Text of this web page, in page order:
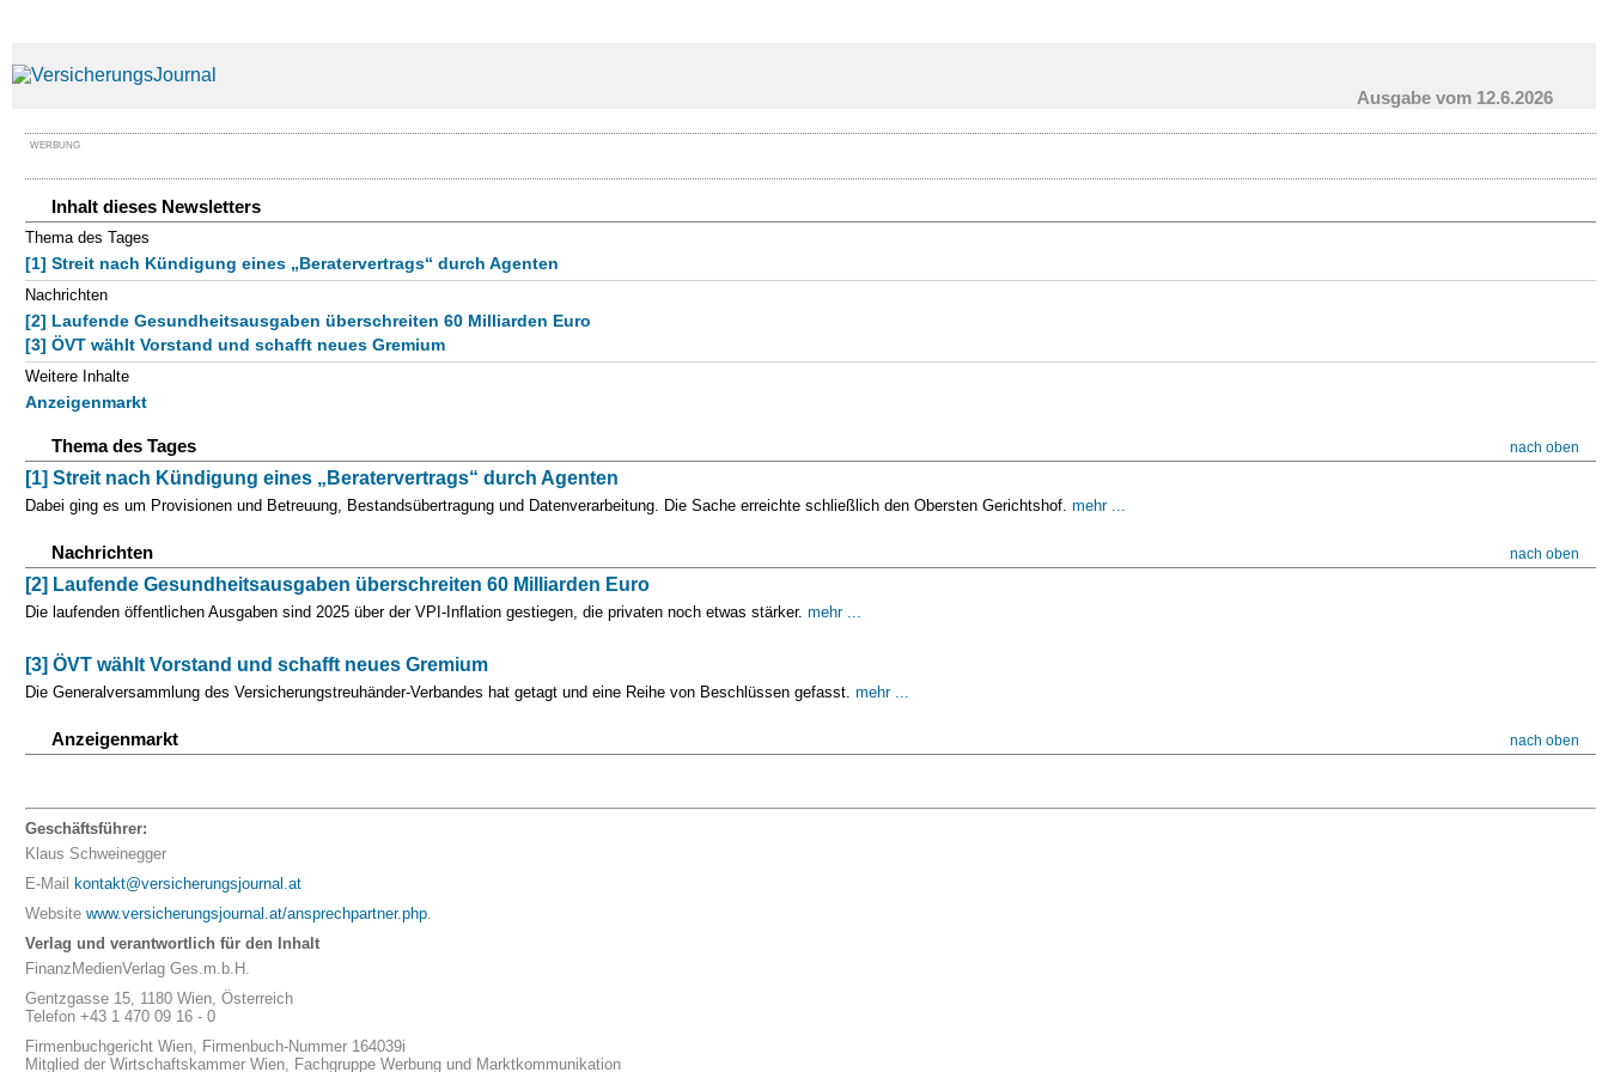
Ausgabe vom 12.6.2026
WERBUNG
Inhalt dieses Newsletters
Thema des Tages
[1] Streit nach Kündigung eines „Beratervertrags“ durch Agenten
Nachrichten
[2] Laufende Gesundheitsausgaben überschreiten 60 Milliarden Euro
[3] ÖVT wählt Vorstand und schafft neues Gremium
Weitere Inhalte
Anzeigenmarkt
Thema des Tages nach oben
[1] Streit nach Kündigung eines „Beratervertrags“ durch Agenten
Dabei ging es um Provisionen und Betreuung, Bestandsübertragung und Datenverarbeitung. Die Sache erreichte schließlich den Obersten Gerichtshof. mehr ...
Nachrichten nach oben
[2] Laufende Gesundheitsausgaben überschreiten 60 Milliarden Euro
Die laufenden öffentlichen Ausgaben sind 2025 über der VPI-Inflation gestiegen, die privaten noch etwas stärker. mehr ...
[3] ÖVT wählt Vorstand und schafft neues Gremium
Die Generalversammlung des Versicherungstreuhänder-Verbandes hat getagt und eine Reihe von Beschlüssen gefasst. mehr ...
Anzeigenmarkt nach oben
Geschäftsführer:
Klaus Schweinegger
E-Mail
kontakt@versicherungsjournal.at
Website www.versicherungsjournal.at/ansprechpartner.php.
Verlag und verantwortlich für den Inhalt
FinanzMedienVerlag Ges.m.b.H.
Gentzgasse 15, 1180 Wien, Österreich
Telefon +43 1 470 09 16 - 0
Firmenbuchgericht Wien, Firmenbuch-Nummer 164039i
Mitglied der Wirtschaftskammer Wien, Fachgruppe Werbung und Marktkommunikation